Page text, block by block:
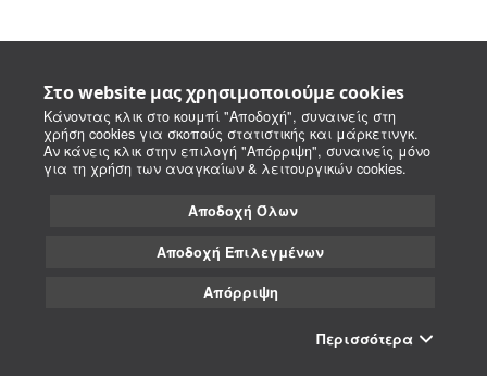
Στο website μας χρησιμοποιούμε cookies
Κάνοντας κλικ στο κουμπί "Αποδοχή", συναινείς στη
χρήση cookies για σκοπούς στατιστικής και μάρκετινγκ.
Αν κάνεις κλικ στην επιλογή "Απόρριψη", συναινείς μόνο
για τη χρήση των αναγκαίων & λειτουργικών cookies.
Αποδοχή Όλων
Αποδοχή Επιλεγμένων
Απόρριψη
Περισσότερα